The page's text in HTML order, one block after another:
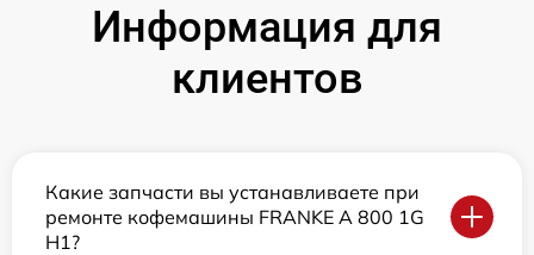
Информация для
клиентов
Какие запчасти вы устанавливаете при
ремонте кофемашины FRANKE A 800 1G
H1?